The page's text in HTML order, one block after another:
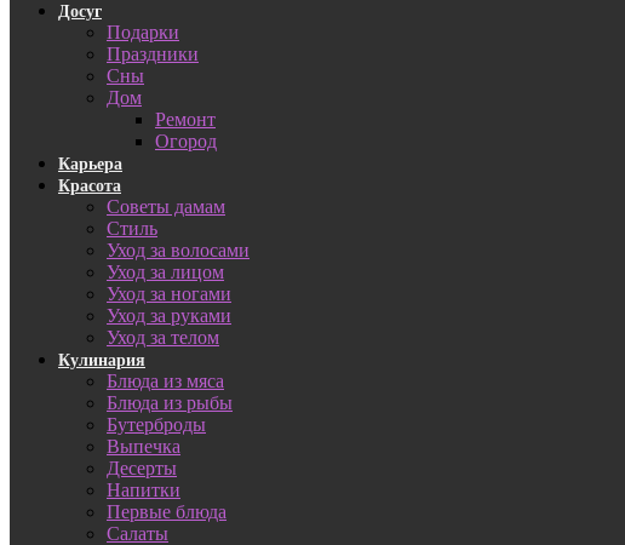
Досуг
Подарки
Праздники
Сны
Дом
Ремонт
Огород
Карьера
Красота
Советы дамам
Стиль
Уход за волосами
Уход за лицом
Уход за ногами
Уход за руками
Уход за телом
Кулинария
Блюда из мяса
Блюда из рыбы
Бутерброды
Выпечка
Десерты
Напитки
Первые блюда
Салаты